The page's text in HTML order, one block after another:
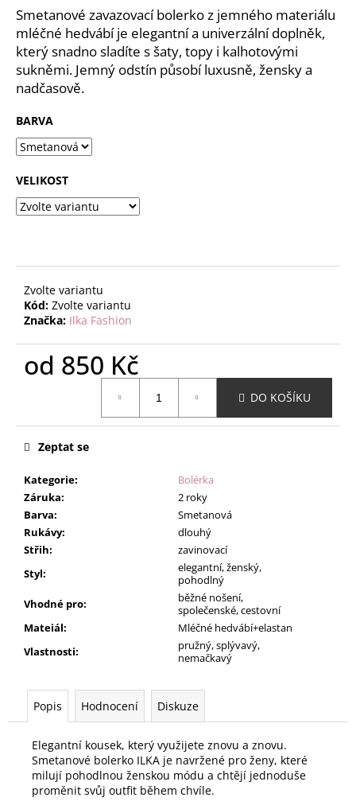
z
5
hvězdiček.
Smetanové zavazovací bolerko z jemného materiálu
mléčné hedvábí je elegantní a univerzální doplněk,
který snadno sladíte s šaty, topy i kalhotovými
sukněmi. Jemný odstín působí luxusně, žensky a
nadčasově.
BARVA
VELIKOST
Zvolte variantu
Kód: Zvolte variantu
Značka: Ilka Fashion
od 850 Kč
DO KOŠÍKU
Kategorie:
Bolérka
Záruka:
2 roky
Barva:
Smetanová
Rukávy:
dlouhý
Střih:
zavinovací
Styl:
elegantní, ženský,
pohodlný
Vhodné pro:
běžné nošení,
společenské, cestovní
Mateiál:
Mléčné hedvábí+elastan
Vlastnosti:
pružný, splývavý,
nemačkavý
Zeptat se
Popis Hodnocení Diskuze
Elegantní kousek, který využijete znovu a znovu.
Smetanové bolerko ILKA je navržené pro ženy, které
milují pohodlnou ženskou módu a chtějí jednoduše
proměnit svůj outfit během chvíle.
u
j
e
m
e